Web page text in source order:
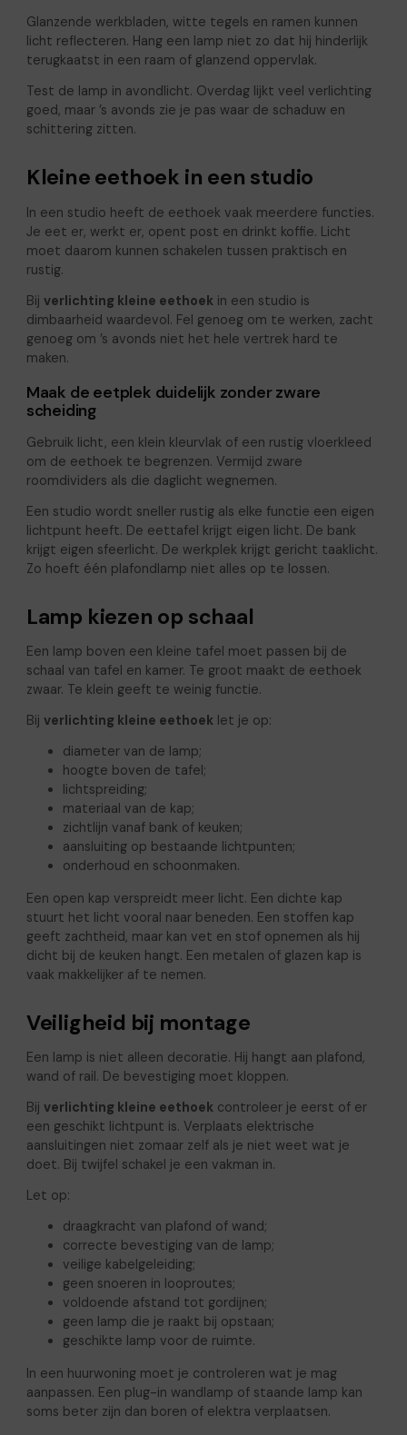
Glanzende werkbladen, witte tegels en ramen kunnen
licht reflecteren. Hang een lamp niet zo dat hij hinderlijk
terugkaatst in een raam of glanzend oppervlak.
Test de lamp in avondlicht. Overdag lijkt veel verlichting
goed, maar ’s avonds zie je pas waar de schaduw en
schittering zitten.
Kleine eethoek in een studio
In een studio heeft de eethoek vaak meerdere functies.
Je eet er, werkt er, opent post en drinkt koffie. Licht
moet daarom kunnen schakelen tussen praktisch en
rustig.
Bij verlichting kleine eethoek in een studio is
dimbaarheid waardevol. Fel genoeg om te werken, zacht
genoeg om ’s avonds niet het hele vertrek hard te
maken.
Maak de eetplek duidelijk zonder zware
scheiding
Gebruik licht, een klein kleurvlak of een rustig vloerkleed
om de eethoek te begrenzen. Vermijd zware
roomdividers als die daglicht wegnemen.
Een studio wordt sneller rustig als elke functie een eigen
lichtpunt heeft. De eettafel krijgt eigen licht. De bank
krijgt eigen sfeerlicht. De werkplek krijgt gericht taaklicht.
Zo hoeft één plafondlamp niet alles op te lossen.
Lamp kiezen op schaal
Een lamp boven een kleine tafel moet passen bij de
schaal van tafel en kamer. Te groot maakt de eethoek
zwaar. Te klein geeft te weinig functie.
Bij verlichting kleine eethoeklet je op:
diameter van de lamp;
hoogte boven de tafel;
lichtspreiding;
materiaal van de kap;
zichtlijn vanaf bank of keuken;
aansluiting op bestaande lichtpunten;
onderhoud en schoonmaken.
Een open kap verspreidt meer licht. Een dichte kap
stuurt het licht vooral naar beneden. Een stoffen kap
geeft zachtheid, maar kan vet en stof opnemen als hij
dicht bij de keuken hangt. Een metalen of glazen kap is
vaak makkelijker af te nemen.
Veiligheid bij montage
Een lamp is niet alleen decoratie. Hij hangt aan plafond,
wand of rail. De bevestiging moet kloppen.
Bij verlichting kleine eethoekcontroleer je eerst of er
een geschikt lichtpunt is. Verplaats elektrische
aansluitingen niet zomaar zelf als je niet weet wat je
doet. Bij twijfel schakel je een vakman in.
Let op:
draagkracht van plafond of wand;
correcte bevestiging van de lamp;
veilige kabelgeleiding;
geen snoeren in looproutes;
voldoende afstand tot gordijnen;
geen lamp die je raakt bij opstaan;
geschikte lamp voor de ruimte.
In een huurwoning moet je controleren wat je mag
aanpassen. Een plug-in wandlamp of staande lamp kan
soms beter zijn dan boren of elektra verplaatsen.